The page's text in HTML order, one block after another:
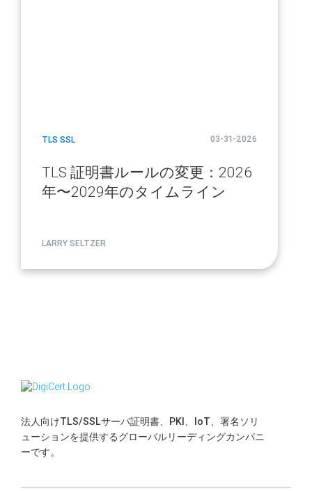
TLS SSL 03-31-2026
TLS 証明書ルールの変更：2026
年〜2029年のタイムライン
LARRY SELTZER
法人向けTLS/SSLサーバ証明書、PKI、IoT、署名ソリ
ューションを提供するグローバルリーディングカンパニ
ーです。